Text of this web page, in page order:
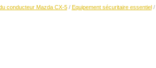
conducteur Mazda CX-5/ Equipement sécuritaire essentiel/